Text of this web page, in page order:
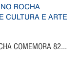
COMEMORA 82...